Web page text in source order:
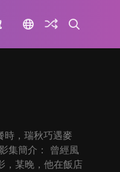
時，瑞秋巧遇麥
集簡介： 曾經風
，某晚，他在飯店